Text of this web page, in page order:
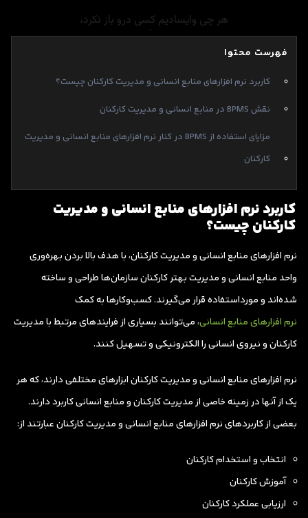
فهرست محتوا
کاربرد نرم افزارهای منابع انسانی و مدیریت کارکنان چیست؟
نقش BPMS در منابع انسانی و مدیریت کارکنان
مزایای استفاده از BPMS در کنار نرم افزارهای منابع انسانی و مدیریت
کارکنان
کاربرد نرم افزارهای منابع انسانی و مدیریت
کارکنان چیست؟
نرم افزارهای منابع انسانی و مدیریت کارکنان، با هدف بالا بردن بهره‌وری
واحد منابع انسانی و مدیریت بهتر کارکنان سازمان‌ها طراحی و ساخته
شده‌اند و مورداستفاده قرار می‌گیرند. کسب‌وکارها به کمک
نرم افزارهای منابع انسانی، می‌توانند بسیاری از فرایندهای مرتبط با مدیریت
کارکنان و نیروی انسانی را الکترونیکی و تسهیل کنند.
نرم افزارهای منابع انسانی و مدیریت کارکنان ابزارهای مختلفی دارند، که هر
یک از آنها در زمینه خاصی از مدیریت کارکنان و منابع انسانی کاربرد دارند.
بعضی از کاربردهای نرم افزارهای منابع انسانی و مدیریت کارکنان عبارتند از:
انتخاب و استخدام کارکنان
آموزش کارکنان
ارزیابی عملکرد کارکنان